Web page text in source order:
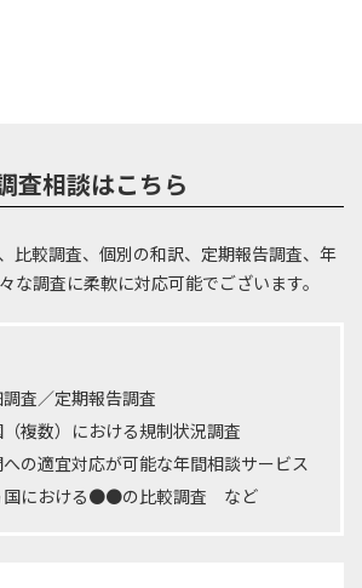
査相談はこちら
比較調査、個別の和訳、定期報告調査、年
な調査に柔軟に対応可能でございます。
査／定期報告調査
複数）における規制状況調査
の適宜対応が可能な年間相談サービス
国における●●の比較調査 など